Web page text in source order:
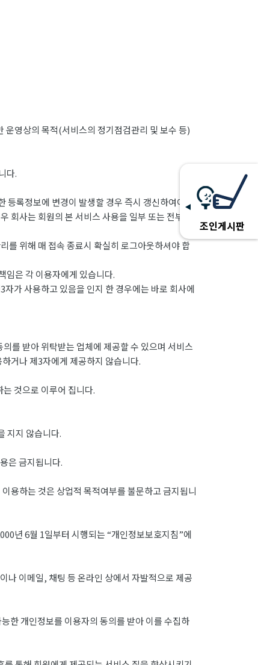
조인게시판
운영상의 목적(서비스의 정기점검관리 및 보수 등)
다.
록정보에 변경이 발생할 경우 즉시 갱신하여야 합
회사는 회원의 본 서비스 사용을 일부 또는 전부 중
를 위해 매 접속 종료시 확실히 로그아웃하셔야 합
임은 각 이용자에게 있습니다.
가 사용하고 있음을 인지 한 경우에는 바로 회사에
를 받아 위탁받는 업체에 제공할 수 있으며 서비스
거나 제3자에게 제공하지 않습니다.
것으로 이루어 집니다.
지지 않습니다.
은 금지됩니다.
용하는 것은 상업적 목적여부를 불문하고 금지됩니
년 6월 1일부터 시행되는 “개인정보보호지침”에
나 이메일, 채팅 등 온라인 상에서 자발적으로 제공
한 개인정보를 이용자의 동의를 받아 이를 수집하